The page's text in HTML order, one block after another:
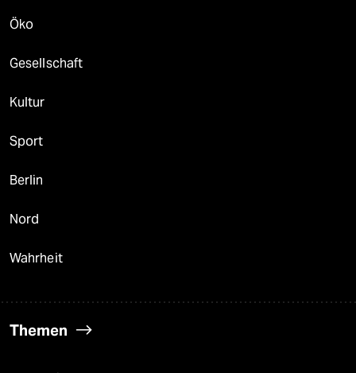
Öko
Gesellschaft
Kultur
Sport
Berlin
Nord
Wahrheit
Themen